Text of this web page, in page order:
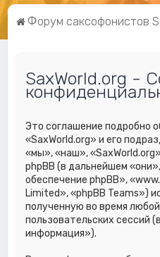
Форум саксофонистов
SaxWorld.org -
Это соглашение подробно
«SaxWorld.org» и его
«мы», «наш»,
phpBB (в дальнейшем
обеспечение phpBB»,
Limited», «phpBB Teams»)
полученную во время
пользовательских сессий
информация»).